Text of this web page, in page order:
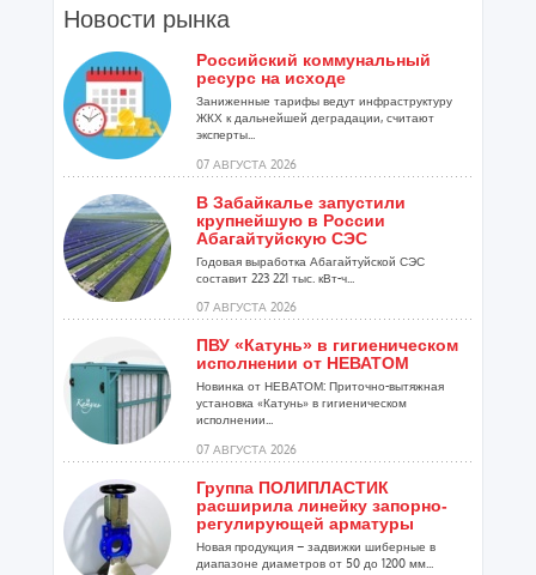
Новости рынка
Российский коммунальный
ресурс на исходе
Заниженные тарифы ведут инфраструктуру
ЖКХ к дальнейшей деградации, считают
эксперты...
07 АВГУСТА 2026
В Забайкалье запустили
крупнейшую в России
Абагайтуйскую СЭС
Годовая выработка Абагайтуйской СЭС
составит 223 221 тыс. кВт-ч...
07 АВГУСТА 2026
ПВУ «Катунь» в гигиеническом
исполнении от НЕВАТОМ
Новинка от НЕВАТОМ: Приточно-вытяжная
установка «Катунь» в гигиеническом
исполнении...
07 АВГУСТА 2026
Группа ПОЛИПЛАСТИК
расширила линейку запорно-
регулирующей арматуры
Новая продукция – задвижки шиберные в
диапазоне диаметров от 50 до 1200 мм...